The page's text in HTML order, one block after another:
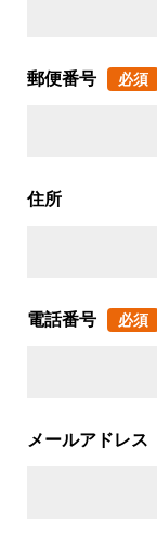
郵便番号 必須
住所
電話番号 必須
メールアドレス